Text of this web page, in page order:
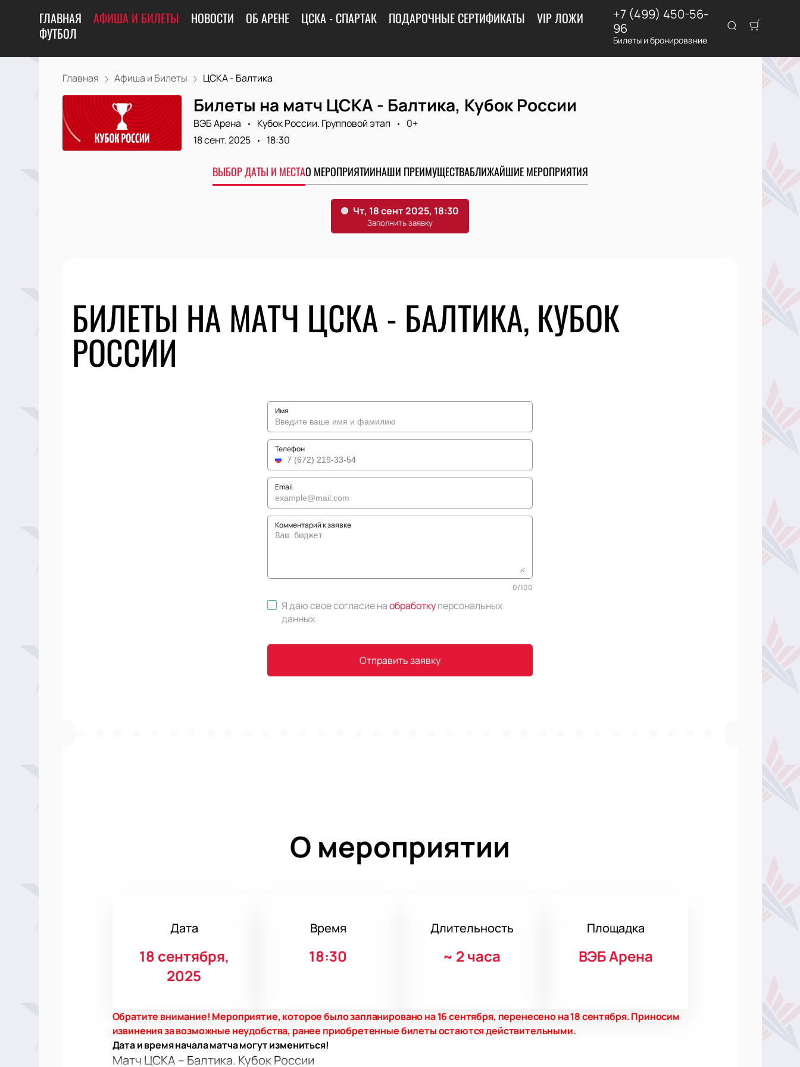
ГЛАВНАЯ АФИША И БИЛЕТЫ НОВОСТИ ОБ АРЕНЕ ЦСКА - СПАРТАК ПОДАРОЧНЫЕ СЕРТИФИКАТЫ
VIP ЛОЖИ
ФУТБОЛ
+7 (499) 450-56-
96
Билеты и бронирование
Главная Афиша и Билеты ЦСКА - Балтика
Билеты на матч ЦСКА - Балтика, Кубок России
ВЭБ Арена Кубок России. Групповой этап
0+
18 сент. 2025
18:30
ВЫБОР ДАТЫ И МЕСТАО МЕРОПРИЯТИИНАШИ ПРЕИМУЩЕСТВАБЛИЖАЙШИЕ МЕРОПРИЯТИЯ
БИЛЕТЫ НА МАТЧ ЦСКА - БАЛТИКА, КУБОК
РОССИИ
Имя
Телефон
Email
Комментарий к заявке
0/100
Я даю свое согласие наобработкуперсональных
данных.
Отправить заявку
О мероприятии
Дата
18 сентября,
2025
Время
18:30
Длительность
~ 2 часа
Площадка
ВЭБ Арена
Обратите внимание! Мероприятие, которое было запланировано на 16 сентября, перенесено на 18 сентября. Приносим
извинения за возможные неудобства, ранее приобретенные билеты остаются действительными.
Дата и время начала матча могут измениться!
Матч ЦСКА – Балтика. Кубок России